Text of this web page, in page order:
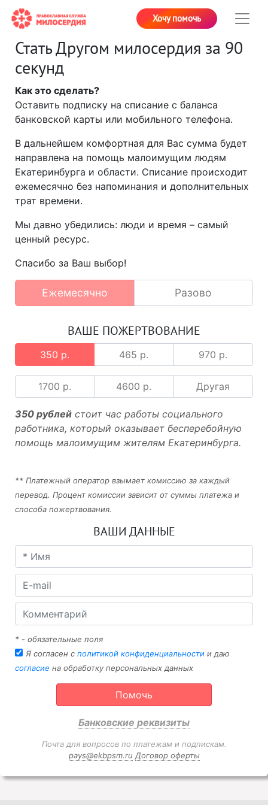
Хочу помочь
Стать Другом милосердия за 90
секунд
Как это сделать?
Оставить подписку на списание с баланса
банковской карты или мобильного телефона.
В дальнейшем комфортная для Вас сумма будет
направлена на помощь малоимущим людям
Екатеринбурга и области. Списание происходит
ежемесячно без напоминания и дополнительных
трат времени.
Мы давно убедились: люди и время – самый
ценный ресурс.
Спасибо за Ваш выбор!
Ежемесячно Разово
ВАШЕ ПОЖЕРТВОВАНИЕ
350 р. 465 р. 970 р.
1700 р. 4600 р. Другая
350 рублей стоит час работы социального
работника, который оказывает бесперебойную
помощь малоимущим жителям Екатеринбурга.
** Платежный оператор взымает комиссию за каждый
перевод. Процент комиссии зависит от суммы платежа и
способа пожертвования.
ВАШИ ДАННЫЕ
* - обязательные поля
Я согласен с политикой конфиденциальности и даю
согласие на обработку персональных данных
Помочь
Банковские реквизиты
Почта для вопросов по платежам и подпискам.
pays@ekbpsm.ru Договор оферты